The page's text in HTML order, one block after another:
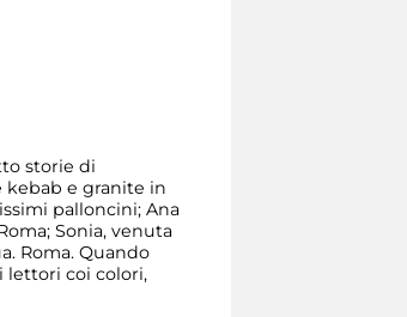
storie di
kebab e granite in
palloncini; Ana
Sonia, venuta
Roma. Quando
lettori coi colori,